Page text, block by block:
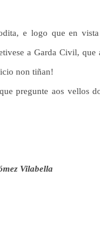
e logo que en
a Garda Civil, que
non tiñan!
pregunte aos vellos
Vilabella